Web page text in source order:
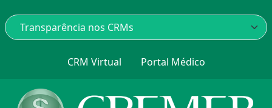
CRM Virtual Portal Médico